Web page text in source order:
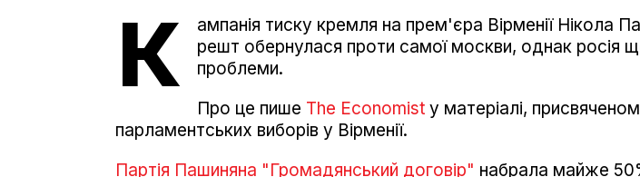
К
ампанія тиску кремля на прем'єра Вірменії Нікола
решт обернулася проти самої москви, однак росія
проблеми.
Про це пише The Economist у матеріалі,
парламентських виборів у Вірменії.
Партія Пашиняна "Громадянський договір" набрала майже